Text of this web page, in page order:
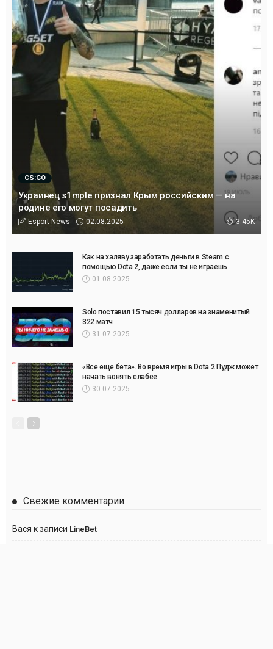
CS:GO
Украинец s1mple признал Крым российским — на
родине его могут посадить
Esport News 02.08.2025 3.45K
Как на халяву заработать деньги в Steam с
помощью Dota 2, даже если ты не играешь
01.08.2025
Solo поставил 15 тысяч долларов на знаменитый
322 матч
31.07.2025
«Все еще бета». Во время игры в Dota 2 Пудж может
начать вонять слабее
30.07.2025
Свежие комментарии
Вася к записи LineBet